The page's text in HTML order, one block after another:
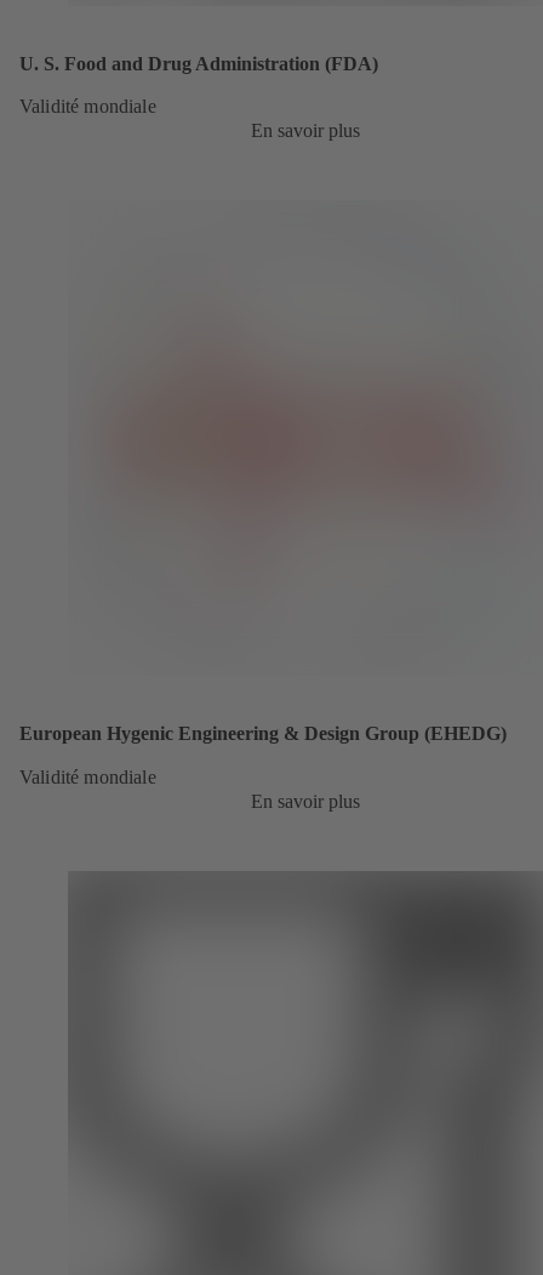
U. S. Food and Drug Administration (FDA)
Validité mondiale
En savoir plus
European Hygenic Engineering & Design Group (EHEDG)
Validité mondiale
En savoir plus